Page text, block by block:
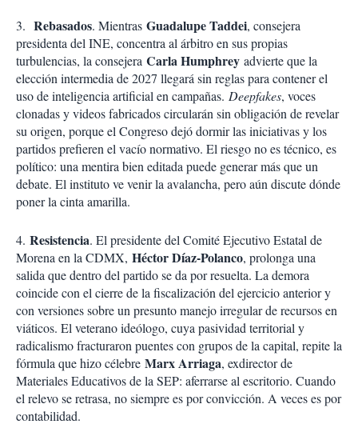
3. Rebasados. Mientras Guadalupe Taddei, consejera
presidenta del INE, concentra al árbitro en sus propias
turbulencias, la consejera Carla Humphrey advierte que la
elección intermedia de 2027 llegará sin reglas para contener el
uso de inteligencia artificial en campañas. Deepfakes, voces
clonadas y videos fabricados circularán sin obligación de revelar
su origen, porque el Congreso dejó dormir las iniciativas y los
partidos prefieren el vacío normativo. El riesgo no es técnico, es
político: una mentira bien editada puede generar más que un
debate. El instituto ve venir la avalancha, pero aún discute dónde
poner la cinta amarilla.
4. Resistencia. El presidente del Comité Ejecutivo Estatal de
Morena en la CDMX, Héctor Díaz-Polanco, prolonga una
salida que dentro del partido se da por resuelta. La demora
coincide con el cierre de la fiscalización del ejercicio anterior y
con versiones sobre un presunto manejo irregular de recursos en
viáticos. El veterano ideólogo, cuya pasividad territorial y
radicalismo fracturaron puentes con grupos de la capital, repite la
fórmula que hizo célebre Marx Arriaga, exdirector de
Materiales Educativos de la SEP: aferrarse al escritorio. Cuando
el relevo se retrasa, no siempre es por convicción. A veces es por
contabilidad.